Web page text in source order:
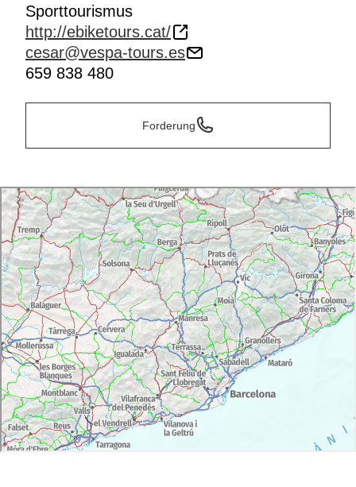
Sporttourismus
http://ebiketours.cat/
cesar@vespa-tours.es
659 838 480
Forderung